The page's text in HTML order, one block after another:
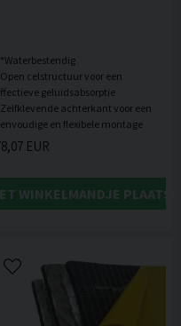
celstructuur voor een
geluidsabsorptie
achterkant voor een
EUR
WINKELMANDJE